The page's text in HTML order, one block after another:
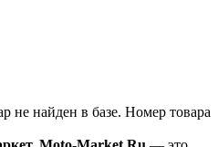
не найден в базе. Номер товара